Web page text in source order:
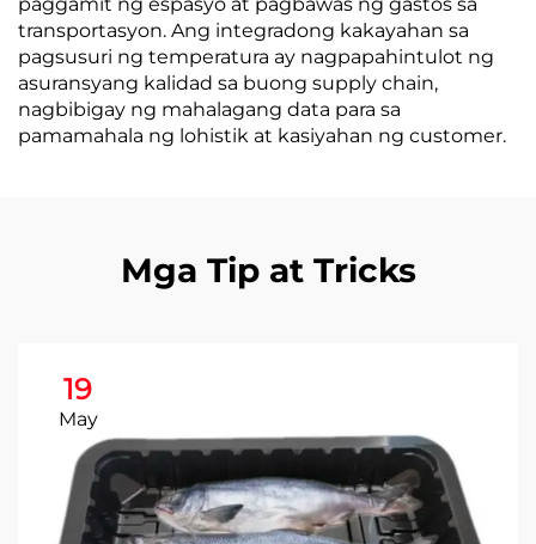
transportasyon. Ang integradong kakayahan sa
pagsusuri ng temperatura ay nagpapahintulot ng
asuransyang kalidad sa buong supply chain,
nagbibigay ng mahalagang data para sa
pamamahala ng lohistik at kasiyahan ng customer.
Mga Tip at Tricks
19
May